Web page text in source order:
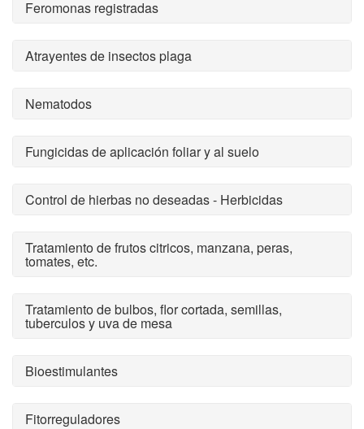
Feromonas registradas
Atrayentes de insectos plaga
Nematodos
Fungicidas de aplicación foliar y al suelo
Control de hierbas no deseadas - Herbicidas
Tratamiento de frutos citricos, manzana, peras,
tomates, etc.
Tratamiento de bulbos, flor cortada, semillas,
tuberculos y uva de mesa
Bioestimulantes
Fitorreguladores